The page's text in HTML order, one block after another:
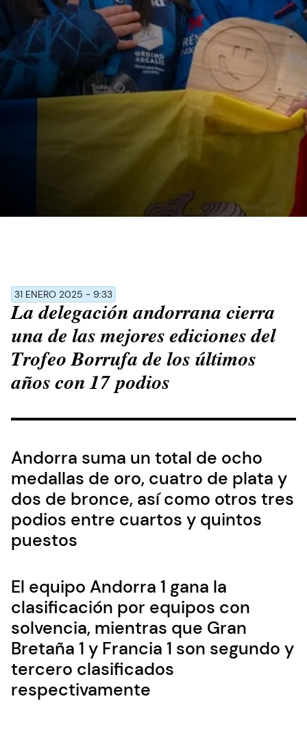
31 ENERO 2025 - 9:33
La delegación andorrana cierra
una de las mejores ediciones del
Trofeo Borrufa de los últimos
años con 17 podios
Andorra suma un total de ocho
medallas de oro, cuatro de plata y
dos de bronce, así como otros tres
podios entre cuartos y quintos
puestos
El equipo Andorra 1 gana la
clasificación por equipos con
solvencia, mientras que Gran
Bretaña 1 y Francia 1 son segundo y
tercero clasificados
respectivamente